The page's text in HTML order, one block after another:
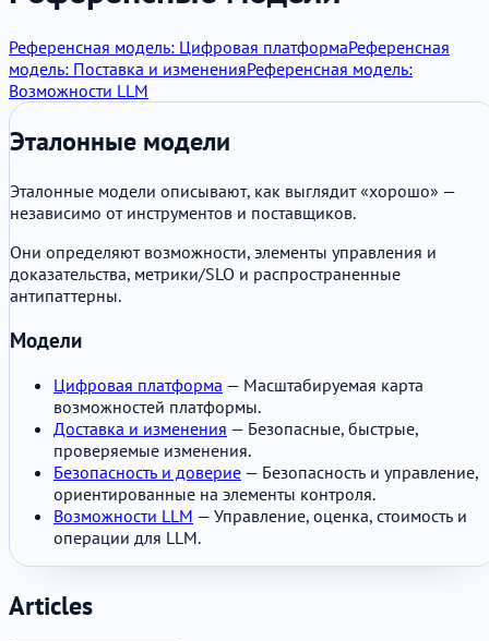
Референсная модель: Цифровая платформаРеференсная
модель: Поставка и измененияРеференсная модель:
Возможности LLM
Эталонные модели
Эталонные модели описывают, как выглядит «хорошо» —
независимо от инструментов и поставщиков.
Они определяют возможности, элементы управления и
доказательства, метрики/SLO и распространенные
антипаттерны.
Модели
Цифровая платформа — Масштабируемая карта
возможностей платформы.
Доставка и изменения — Безопасные, быстрые,
проверяемые изменения.
Безопасность и доверие — Безопасность и управление,
ориентированные на элементы контроля.
Возможности LLM — Управление, оценка, стоимость и
операции для LLM.
Articles